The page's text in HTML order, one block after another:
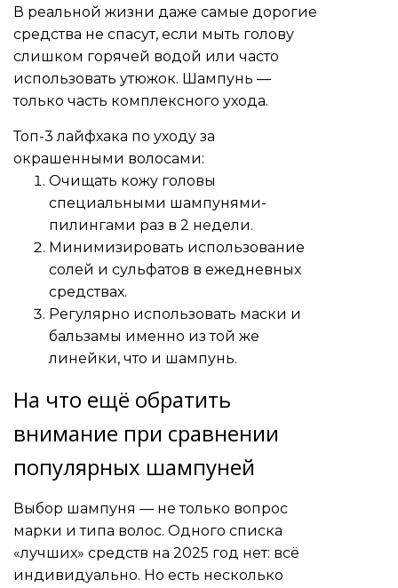
В реальной жизни даже самые дорогие
средства не спасут, если мыть голову
слишком горячей водой или часто
использовать утюжок. Шампунь —
только часть комплексного ухода.
Топ-3 лайфхака по уходу за
окрашенными волосами:
Очищать кожу головы
специальными шампунями-
пилингами раз в 2 недели.
Минимизировать использование
солей и сульфатов в ежедневных
средствах.
Регулярно использовать маски и
бальзамы именно из той же
линейки, что и шампунь.
На что ещё обратить
внимание при сравнении
популярных шампуней
Выбор шампуня — не только вопрос
марки и типа волос. Одного списка
«лучших» средств на 2025 год нет: всё
индивидуально. Но есть несколько